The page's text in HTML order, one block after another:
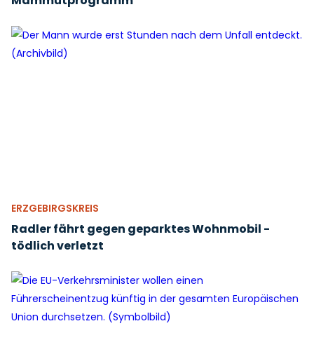
ERZGEBIRGSKREIS
Radler fährt gegen geparktes Wohnmobil -
tödlich verletzt